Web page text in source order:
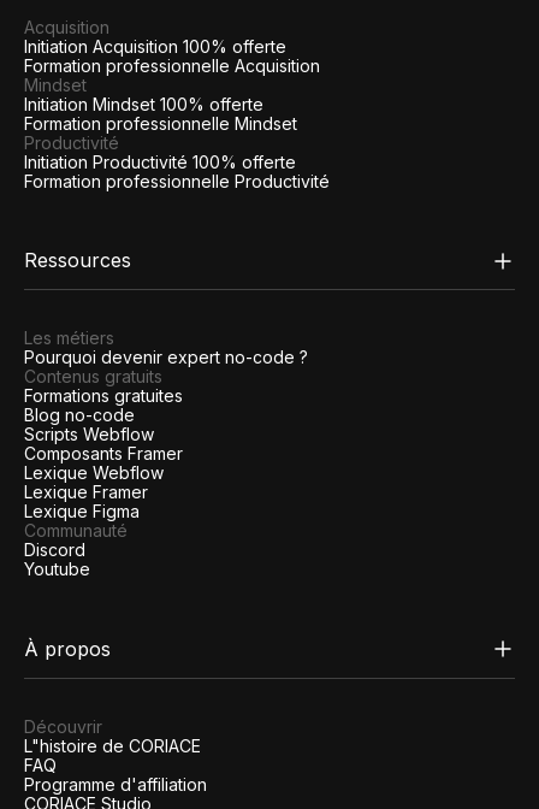
Acquisition
Initiation Acquisition 100% offerte
Formation professionnelle Acquisition
Mindset
Initiation Mindset 100% offerte
Formation professionnelle Mindset
Productivité
Initiation Productivité 100% offerte
Formation professionnelle Productivité
Ressources
Les métiers
Pourquoi devenir expert no-code ?
Contenus gratuits
Formations gratuites
Blog no-code
Scripts Webflow
Composants Framer
Lexique Webflow
Lexique Framer
Lexique Figma
Communauté
Discord
Youtube
À propos
Découvrir
L"histoire de CORIACE
FAQ
Programme d'affiliation
CORIACE Studio